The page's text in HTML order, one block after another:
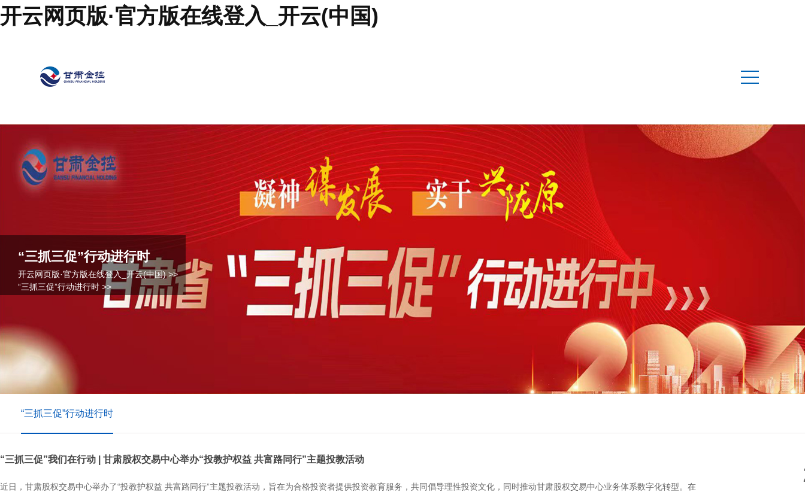
开云网页版·官方版在线登入_开云(中国)
“三抓三促”行动进行时
开云网页版·官方版在线登入_开云(中国)>>
“三抓三促”行动进行时 >>
“三抓三促”行动进行时
“三抓三促”我们在行动 | 甘肃股权交易中心举办“投教护权益 共富路同行”主题投教活动
近日，甘肃股权交易中心举办了“投教护权益 共富路同行”主题投教活动，旨在为合格投资者提供投资教育服务，共同倡导理性投资文化，同时推动甘肃股权交易中心业务体系数字化转型。在